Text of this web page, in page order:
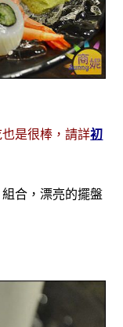
是很棒，請詳初
合，漂亮的擺盤